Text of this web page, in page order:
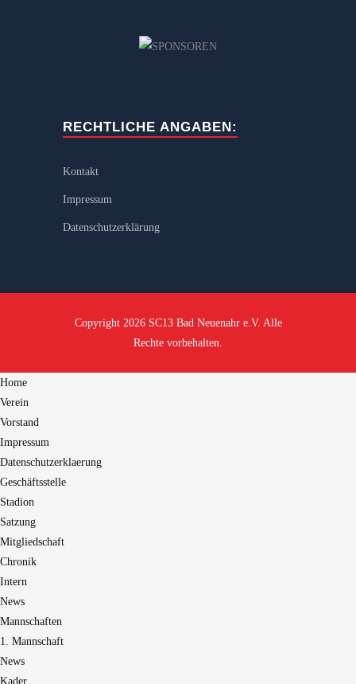
RECHTLICHE ANGABEN:
Kontakt
Impressum
Datenschutzerklärung
Copyright 2026 SC13 Bad Neuenahr e.V. Alle
Rechte vorbehalten.
Home
Verein
Vorstand
Impressum
Datenschutzerklaerung
Geschäftsstelle
Stadion
Satzung
Mitgliedschaft
Chronik
Intern
News
Mannschaften
1. Mannschaft
News
Kader